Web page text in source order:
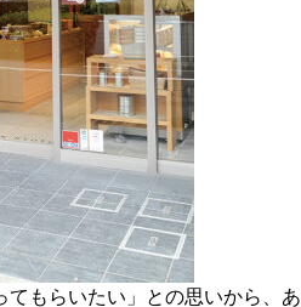
てもらいたい」との思いから、あ